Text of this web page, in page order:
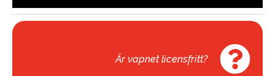
Är vapnet licensfritt?